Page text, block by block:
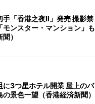
手「香港之夜Ⅱ」発売 撮影禁
モンスター・マンション」も
）
に3つ星ホテル開業 屋上のバ
景色一望（香港経済新聞）